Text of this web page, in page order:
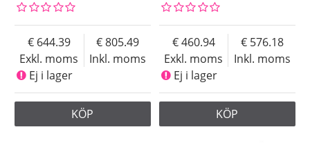
Exkl. moms
644.39
Inkl. moms
805.49
Ej i lager
KÖP
Exkl. moms
460.94
Inkl. moms
576.18
Ej i lager
KÖP